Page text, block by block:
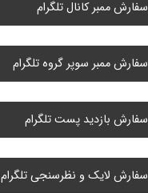
سفارش ممبر کانال تلگرام
سفارش ممبر سوپر گروه تلگرام
سفارش بازدید پست تلگرام
سفارش لایک و نظرسنجی تلگرام